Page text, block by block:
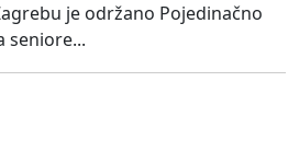
je održano Pojedinačno
seniore...